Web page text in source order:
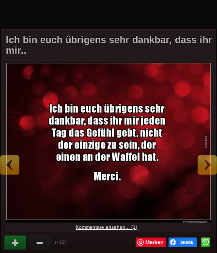
Ich bin euch übrigens sehr dankbar, dass ihr
mir..
Kommentare ansehen... (1)
(+19) Merken